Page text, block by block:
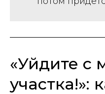
«Уйдите с
участка!»: